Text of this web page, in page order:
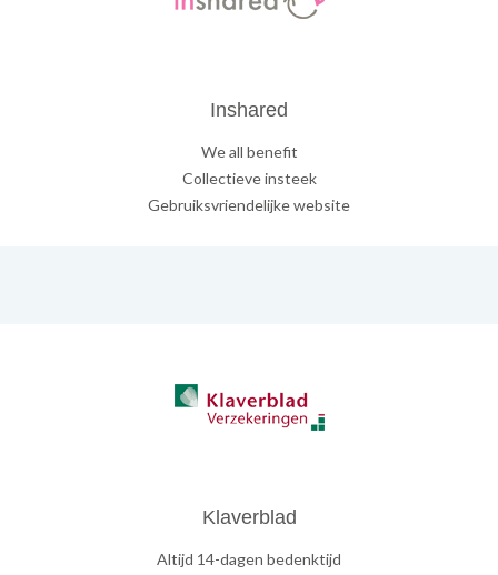
Inshared
We all benefit
Collectieve insteek
Gebruiksvriendelijke website
Klaverblad
Altijd 14-dagen bedenktijd